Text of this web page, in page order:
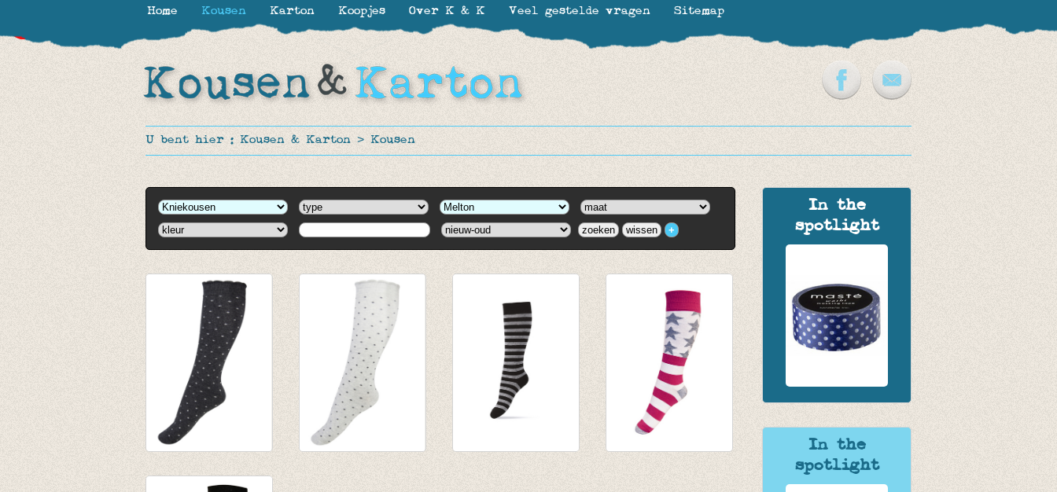
U bent hier : Kousen & Karton > Kousen
In the
spotlight
In the
spotlight
dots Dark grey
Home Kousen Karton Koopjes Over K & K Veel gestelde vragen Sitemap